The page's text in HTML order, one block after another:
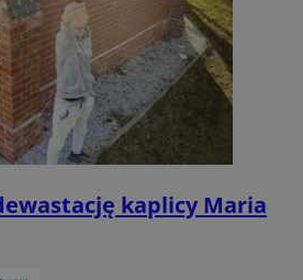
kaplicy Maria